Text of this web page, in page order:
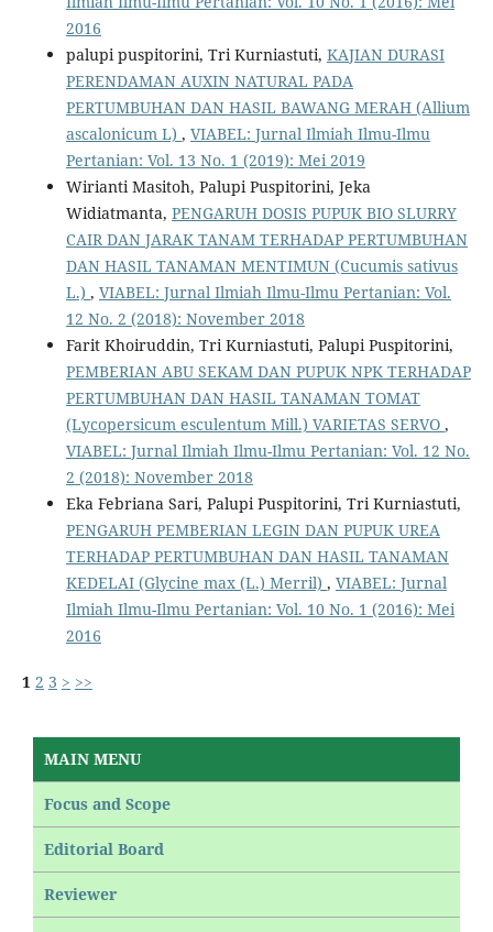
2016
palupi puspitorini, Tri Kurniastuti, KAJIAN DURASI
PERENDAMAN AUXIN NATURAL PADA
PERTUMBUHAN DAN HASIL BAWANG MERAH (Allium
ascalonicum L) , VIABEL: Jurnal Ilmiah Ilmu-Ilmu
Pertanian: Vol. 13 No. 1 (2019): Mei 2019
Wirianti Masitoh, Palupi Puspitorini, Jeka
Widiatmanta, PENGARUH DOSIS PUPUK BIO SLURRY
CAIR DAN JARAK TANAM TERHADAP PERTUMBUHAN
DAN HASIL TANAMAN MENTIMUN (Cucumis sativus
L.) , VIABEL: Jurnal Ilmiah Ilmu-Ilmu Pertanian: Vol.
12 No. 2 (2018): November 2018
Farit Khoiruddin, Tri Kurniastuti, Palupi Puspitorini,
PEMBERIAN ABU SEKAM DAN PUPUK NPK TERHADAP
PERTUMBUHAN DAN HASIL TANAMAN TOMAT
(Lycopersicum esculentum Mill.) VARIETAS SERVO ,
VIABEL: Jurnal Ilmiah Ilmu-Ilmu Pertanian: Vol. 12 No.
2 (2018): November 2018
Eka Febriana Sari, Palupi Puspitorini, Tri Kurniastuti,
PENGARUH PEMBERIAN LEGIN DAN PUPUK UREA
TERHADAP PERTUMBUHAN DAN HASIL TANAMAN
KEDELAI (Glycine max (L.) Merril) , VIABEL: Jurnal
Ilmiah Ilmu-Ilmu Pertanian: Vol. 10 No. 1 (2016): Mei
2016
1 2 3 > >>
MAIN MENU
Focus and Scope
Editorial Board
Reviewer